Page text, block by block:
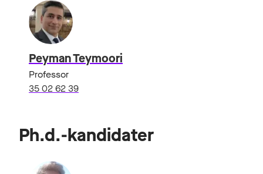
Peyman Teymoori
Professor
35 02 62 39
Ph.d.-kandidater